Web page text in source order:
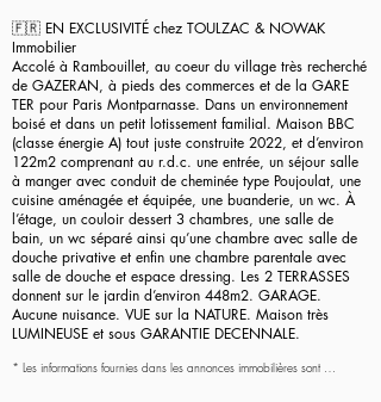
🇫🇷 EN EXCLUSIVITÉ chez TOULZAC & NOWAK
Immobilier
Accolé à Rambouillet, au coeur du village très recherché
de GAZERAN, à pieds des commerces et de la GARE
TER pour Paris Montparnasse. Dans un environnement
boisé et dans un petit lotissement familial. Maison BBC
(classe énergie A) tout juste construite 2022, et d’environ
122m2 comprenant au r.d.c. une entrée, un séjour salle
à manger avec conduit de cheminée type Poujoulat, une
cuisine aménagée et équipée, une buanderie, un wc. À
l’étage, un couloir dessert 3 chambres, une salle de
bain, un wc séparé ainsi qu’une chambre avec salle de
douche privative et enfin une chambre parentale avec
salle de douche et espace dressing. Les 2 TERRASSES
donnent sur le jardin d’environ 448m2. GARAGE.
Aucune nuisance. VUE sur la NATURE. Maison très
LUMINEUSE et sous GARANTIE DECENNALE.
* Les informations fournies dans les annonces immobilières sont